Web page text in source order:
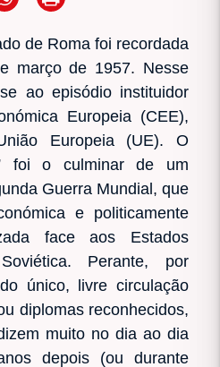
de Roma foi recordada
março de 1957. Nesse
ao episódio instituidor
Europeia (CEE),
Europeia (UE). O
foi o culminar de um
Guerra Mundial, que
e politicamente
face aos Estados
Perante, por
único, livre circulação
diplomas reconhecidos,
muito no dia ao dia
depois (ou durante